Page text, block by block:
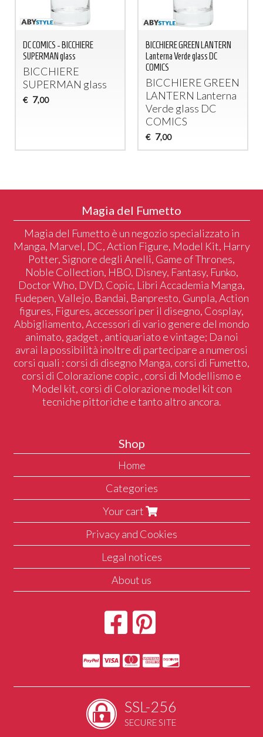
DC COMICS - BICCHIERE
SUPERMAN glass
BICCHIERE
SUPERMAN glass
€ 7,00
BICCHIERE GREEN LANTERN
Lanterna Verde glass DC
COMICS
BICCHIERE GREEN
LANTERN Lanterna
Verde glass DC
COMICS
€ 7,00
Magia del Fumetto
Magia del Fumetto è un negozio specializzato in
Manga, Marvel, DC, Action Figure, Model Kit, Harry
Potter, Signore degli Anelli, Game of Thrones,
Noble Collection, HBO, Disney, Fantasy, Funko,
Doctor Who, DVD, Copic, Libri Accademia Manga,
Fudepen, Vallejo, Bandai, Banpresto, Gunpla, Action
figures, Figures, accessori per il disegno, Cosplay,
Abbigliamento, Accessori di vario genere del mondo
animato, gadget , antiquariato e vintage; Da noi
avrai la possibilità inoltre di partecipare a numerosi
corsi quali : corsi di disegno Manga, corsi di Fumetto,
corsi di Colorazione copic , corsi di Modellismo e
Model kit, corsi di Colorazione model kit con
tecniche pittoriche e tanto altro ancora.
Shop
Home
Categories
Your cart
Privacy and Cookies
Legal notices
About us
SSL-256
SECURE SITE